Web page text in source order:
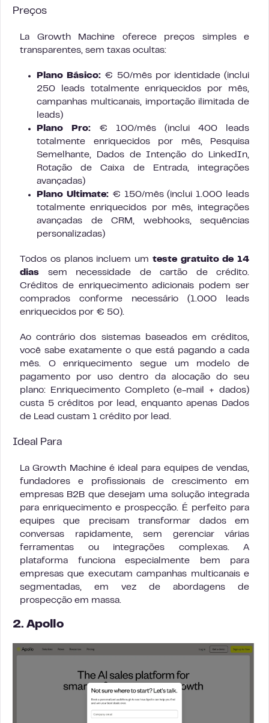
Preços
La Growth Machine oferece preços simples e
transparentes, sem taxas ocultas:
Plano Básico: € 50/mês por identidade (inclui
250 leads totalmente enriquecidos por mês,
campanhas multicanais, importação ilimitada de
leads)
Plano Pro: € 100/mês (inclui 400 leads
totalmente enriquecidos por mês, Pesquisa
Semelhante, Dados de Intenção do LinkedIn,
Rotação de Caixa de Entrada, integrações
avançadas)
Plano Ultimate:€ 150/mês (inclui 1.000 leads
totalmente enriquecidos por mês, integrações
avançadas de CRM, webhooks, sequências
personalizadas)
Todos os planos incluem um teste gratuito de 14
dias sem necessidade de cartão de crédito.
Créditos de enriquecimento adicionais podem ser
comprados conforme necessário (1.000 leads
enriquecidos por € 50).
Ao contrário dos sistemas baseados em créditos,
você sabe exatamente o que está pagando a cada
mês. O enriquecimento segue um modelo de
pagamento por uso dentro da alocação do seu
plano: Enriquecimento Completo (e-mail + dados)
custa 5 créditos por lead, enquanto apenas Dados
de Lead custam 1 crédito por lead.
Ideal Para
La Growth Machine é ideal para equipes de vendas,
fundadores e profissionais de crescimento em
empresas B2B que desejam uma solução integrada
para enriquecimento e prospecção. É perfeito para
equipes que precisam transformar dados em
conversas rapidamente, sem gerenciar várias
ferramentas ou integrações complexas. A
plataforma funciona especialmente bem para
empresas que executam campanhas multicanais e
segmentadas, em vez de abordagens de
prospecção em massa.
2. Apollo